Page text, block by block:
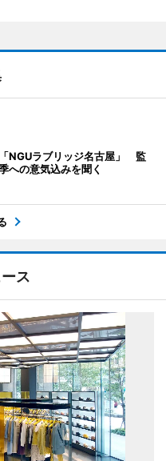
NGUラブリッジ名古屋」 監
への意気込みを聞く
ス